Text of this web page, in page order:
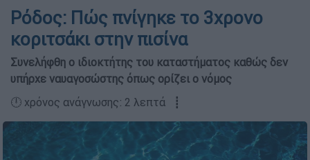
Ρόδος: Πώς πνίγηκε το 3χρονο
κοριτσάκι στην πισίνα
Συνελήφθη ο ιδιοκτήτης του καταστήματος καθώς δεν
υπήρχε ναυαγοσώστης όπως ορίζει ο νόμος
🕛 χρόνος ανάγνωσης: 2 λεπτά ┋